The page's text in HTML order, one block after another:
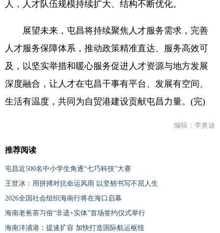
人，人才队伍规模持续扩大、结构不断优化。
展望未来，屯昌将持续聚焦人才服务需求，完善
人才服务保障体系，推动政策精准直达、服务高效可
及，以坚实举措和暖心服务促进人才资源与地方发展
深度融合，让人才在屯昌干事有平台、发展有空间、
生活有温度，共同为自贸港建设贡献屯昌力量。(完)
编辑：李奥迪
推荐阅读
屯昌近500名中小学生角逐“七巧科技”大赛
王世冰：用拼搏对抗命运风雨 以坚韧书写不屈人生
2026全国社会组织海南行将在海口启幕
海南老爸茶习俗“非遗+实体”首场签约仪式举行
海南洋浦港：提速扩容 加快打造国际航运枢纽